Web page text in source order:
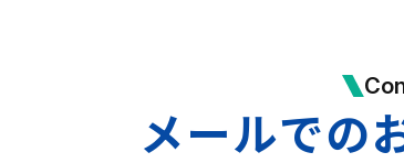
メールでの